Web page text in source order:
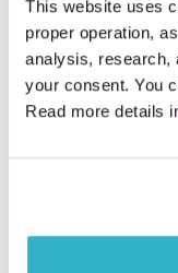
This website uses
proper operation,
analysis, research,
your consent. You
Read more details